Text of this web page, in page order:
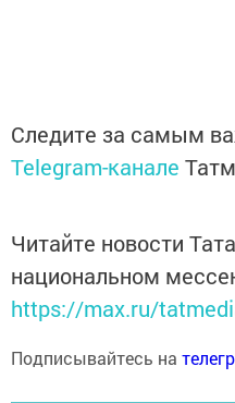
Следите за самым
Telegram-канале
Читайте новости
национальном
https://max.ru/
Подписывайтесь на